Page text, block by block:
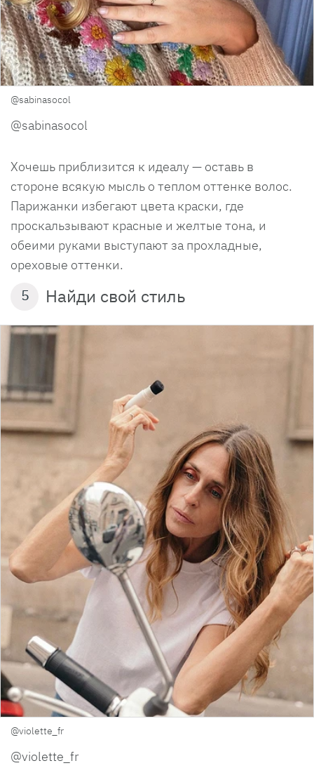
@sabinasocol
@sabinasocol
Хочешь приблизится к идеалу — оставь в
стороне всякую мысль о теплом оттенке волос.
Парижанки избегают цвета краски, где
проскальзывают красные и желтые тона, и
обеими руками выступают за прохладные,
ореховые оттенки.
5 Найди свой стиль
@violette_fr
@violette_fr